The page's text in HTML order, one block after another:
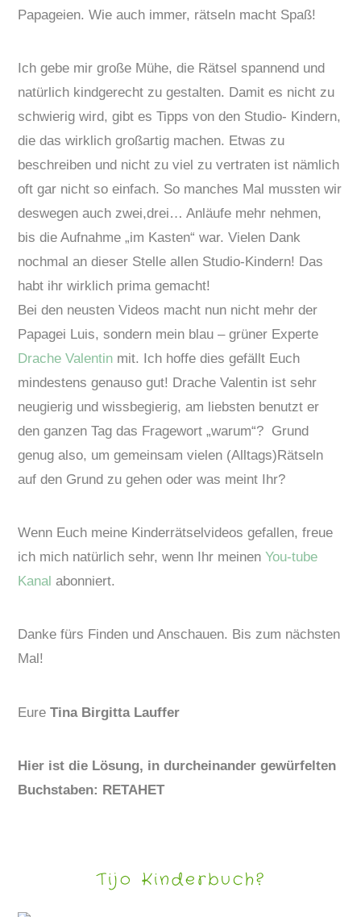
Papageien. Wie auch immer, rätseln macht Spaß!
Ich gebe mir große Mühe, die Rätsel spannend und
natürlich kindgerecht zu gestalten. Damit es nicht zu
schwierig wird, gibt es Tipps von den Studio- Kindern,
die das wirklich großartig machen. Etwas zu
beschreiben und nicht zu viel zu vertraten ist nämlich
oft gar nicht so einfach. So manches Mal mussten wir
deswegen auch zwei,drei… Anläufe mehr nehmen,
bis die Aufnahme „im Kasten“ war. Vielen Dank
nochmal an dieser Stelle allen Studio-Kindern! Das
habt ihr wirklich prima gemacht!
Bei den neusten Videos macht nun nicht mehr der
Papagei Luis, sondern mein blau – grüner Experte
Drache Valentin mit. Ich hoffe dies gefällt Euch
mindestens genauso gut! Drache Valentin ist sehr
neugierig und wissbegierig, am liebsten benutzt er
den ganzen Tag das Fragewort „warum“? Grund
genug also, um gemeinsam vielen (Alltags)Rätseln
auf den Grund zu gehen oder was meint Ihr?
Wenn Euch meine Kinderrätselvideos gefallen, freue
ich mich natürlich sehr, wenn Ihr meinenYou-tube
Kanal abonniert.
Danke fürs Finden und Anschauen. Bis zum nächsten
Mal!
EureTina Birgitta Lauffer
Hier ist die Lösung, in durcheinander gewürfelten
Buchstaben: RETAHET
Tijo Kinderbuch?